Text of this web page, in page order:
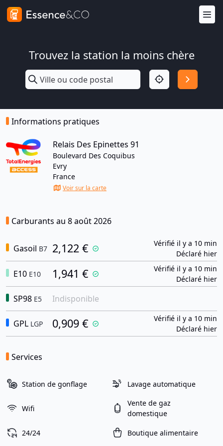
Trouvez la station la moins chère
Informations pratiques
Relais Des Epinettes 91
Boulevard Des Coquibus
Evry
France
Voir sur la carte
Carburants au 8 août 2026
Gasoil B7 2,122 €
Vérifié il y a 10 min
Déclaré hier
E10 E10 1,941 €
Vérifié il y a 10 min
Déclaré hier
SP98 E5 Indisponible
GPL LGP 0,909 €
Vérifié il y a 10 min
Déclaré hier
Services
Station de gonflage Lavage automatique
Wifi
Vente de gaz
domestique
24/24 Boutique alimentaire